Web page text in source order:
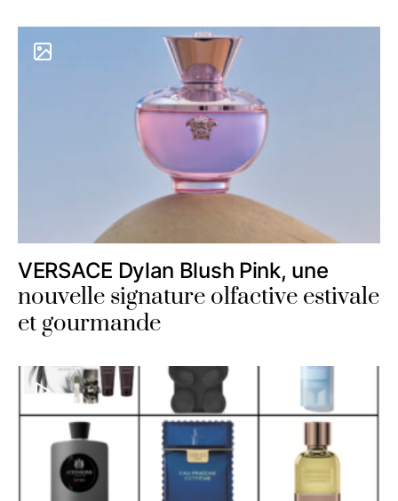
VERSACE Dylan Blush Pink, une
nouvelle signature olfactive estivale
et gourmande